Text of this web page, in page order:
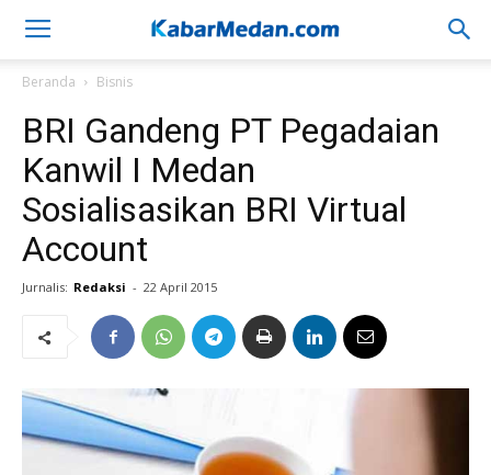
Beranda Bisnis
BRI Gandeng PT Pegadaian
Kanwil I Medan
Sosialisasikan BRI Virtual
Account
Jurnalis: Redaksi - 22 April 2015